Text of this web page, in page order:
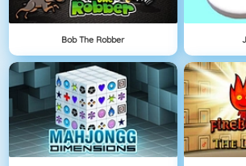
Bob The Robber